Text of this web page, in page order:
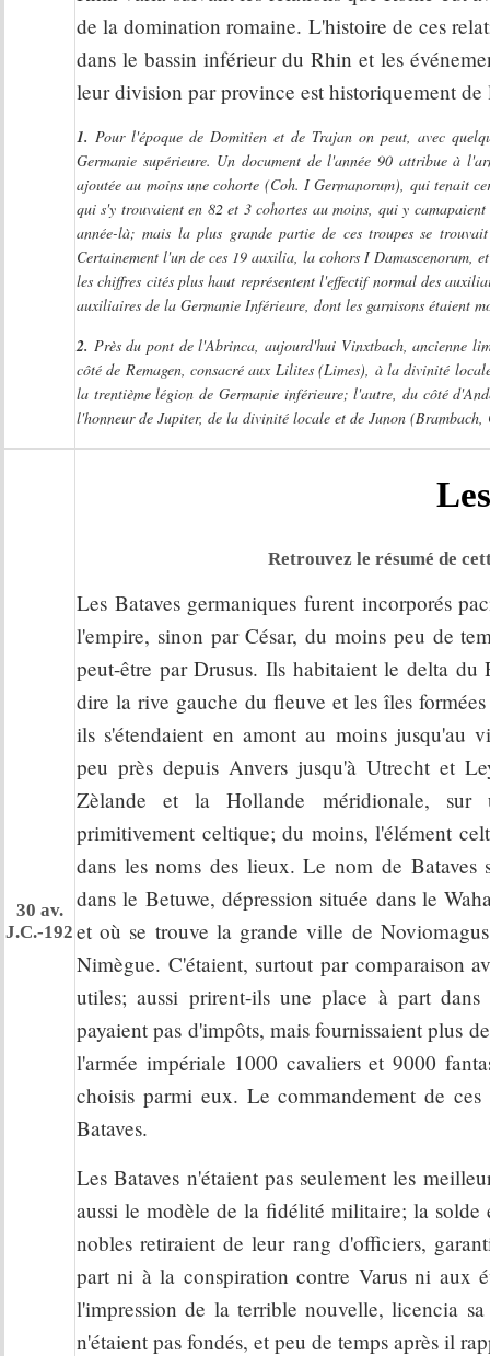
de la domination romaine. L'histoire de ces
dans le bassin inférieur du Rhin et les
leur division par province est historiquement
1. Pour l'époque de Domitien et de Trajan on peut, avec
Germanie supérieure. Un document de l'année 90 attribue à
ajoutée au moins une cohorte (Coh. I Germanorum), qui tenait
qui s'y trouvaient en 82 et 3 cohortes au moins, qui y
année-là; mais la plus grande partie de ces troupes se
Certainement l'un de ces 19 auxilia, la cohors I Damascenorum,
les chiffres cités plus haut représentent l'effectif normal des
auxiliaires de la Germanie Inférieure, dont les garnisons étaient
2. Près du pont de l'Abrinca, aujourd'hui Vinxtbach, ancienne
côté de Remagen, consacré aux Lilites (Limes), à la divinité
la trentième légion de Germanie inférieure; l'autre, du côté
l'honneur de Jupiter, de la divinité locale et de Junon
30 av.
J.C.-192
Retrouvez le résumé de
Les Bataves germaniques furent incorporés
l'empire, sinon par César, du moins peu de
peut-être par Drusus. Ils habitaient le delta du
dire la rive gauche du fleuve et les îles formées
ils s'étendaient en amont au moins jusqu'au
peu près depuis Anvers jusqu'à Utrecht et
Zèlande et la Hollande méridionale, sur
primitivement celtique; du moins, l'élément
dans les noms des lieux. Le nom de Bataves
dans le Betuwe, dépression située dans le
et où se trouve la grande ville de
Nimègue. C'étaient, surtout par comparaison
utiles; aussi prirent-ils une place à part
payaient pas d'impôts, mais fournissaient plus
l'armée impériale 1000 cavaliers et 9000
choisis parmi eux. Le commandement de ces
Bataves.
Les Bataves n'étaient pas seulement les
aussi le modèle de la fidélité militaire; la solde
nobles retiraient de leur rang d'officiers,
part ni à la conspiration contre Varus ni aux
l'impression de la terrible nouvelle, licencia
n'étaient pas fondés, et peu de temps après il